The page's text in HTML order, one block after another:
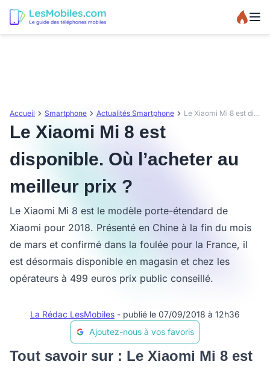
Accueil Smartphone Actualités Smartphone Le Xiaomi Mi 8 est disponible. Où l’acheter au meilleur prix ?
Le Xiaomi Mi 8 est
disponible. Où l’acheter au
meilleur prix ?
Le Xiaomi Mi 8 est le modèle porte-étendard de
Xiaomi pour 2018. Présenté en Chine à la fin du mois
de mars et confirmé dans la foulée pour la France, il
est désormais disponible en magasin et chez les
opérateurs à 499 euros prix public conseillé.
La Rédac LesMobiles - publié le 07/09/2018 à 12h36
Ajoutez-nous à vos favoris
Tout savoir sur : Le Xiaomi Mi 8 est